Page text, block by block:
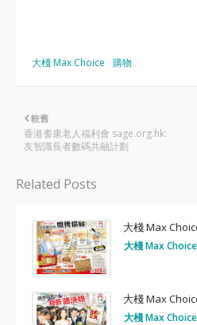
大棧 Max Choice 購物
較舊
香港耆康老人福利會 sage.org.hk:
友智識長者數碼共融計劃
Related Posts
大棧 Max
大棧 Max Choice
大棧 Max
大棧 Max Choice